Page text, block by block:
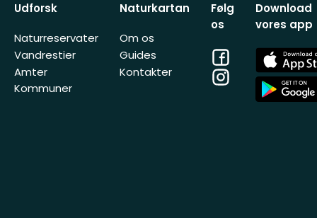
Udforsk
Naturreservater
Vandrestier
Amter
Kommuner
Naturkartan
Om os
Guides
Kontakter
Følg
os
Facebook
Instagram
Download
vores app
App
Store
App
Store